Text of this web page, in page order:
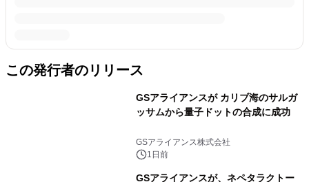
この発行者のリリース
GSアライアンスが カリブ海のサルガ
ッサムから量子ドットの合成に成功
GSアライアンス株式会社
1日前
GSアライアンスが、ネペタラクトー